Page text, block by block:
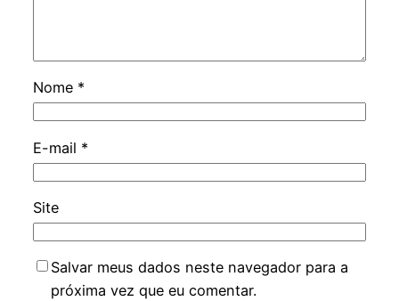
Nome *
E-mail *
Site
Salvar meus dados neste navegador para a
próxima vez que eu comentar.